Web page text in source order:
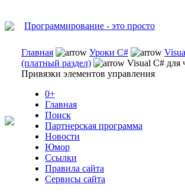
Программирование - это просто
Главная Уроки C#
(платный раздел)
Visual C# для
Привязки элементов управления
0+
Главная
Поиск
Партнерская программа
Новости
Юмор
Ссылки
Правила сайта
Сервисы сайта